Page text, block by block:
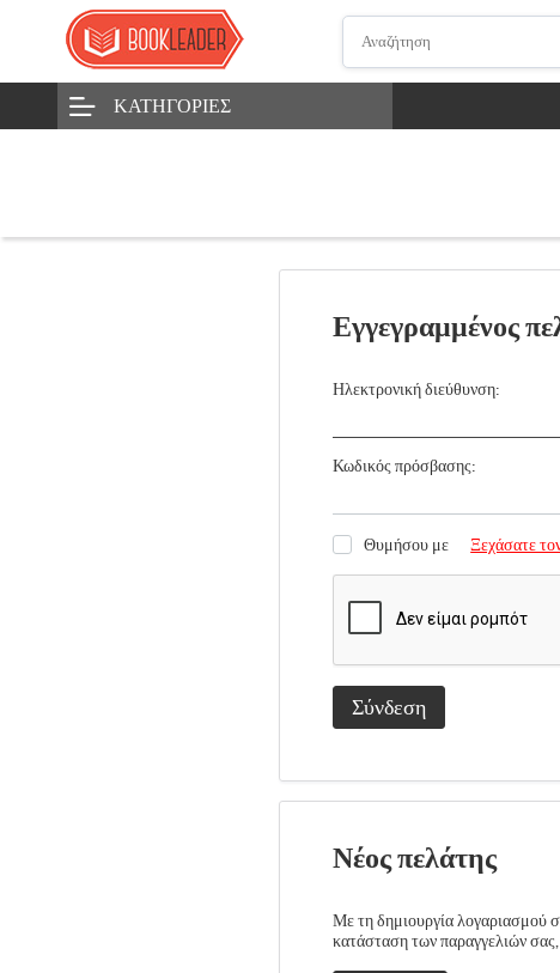
ΚΑΤΗΓΟΡΊΕΣ
Εγγεγραμμένος
Ηλεκτρονική διεύθυνση:
Κωδικός πρόσβασης:
Θυμήσου με Ξεχάσατε
Σύνδεση
Νέος πελάτης
Με τη δημιουργία λογαριασμού
κατάσταση των παραγγελιών σας,